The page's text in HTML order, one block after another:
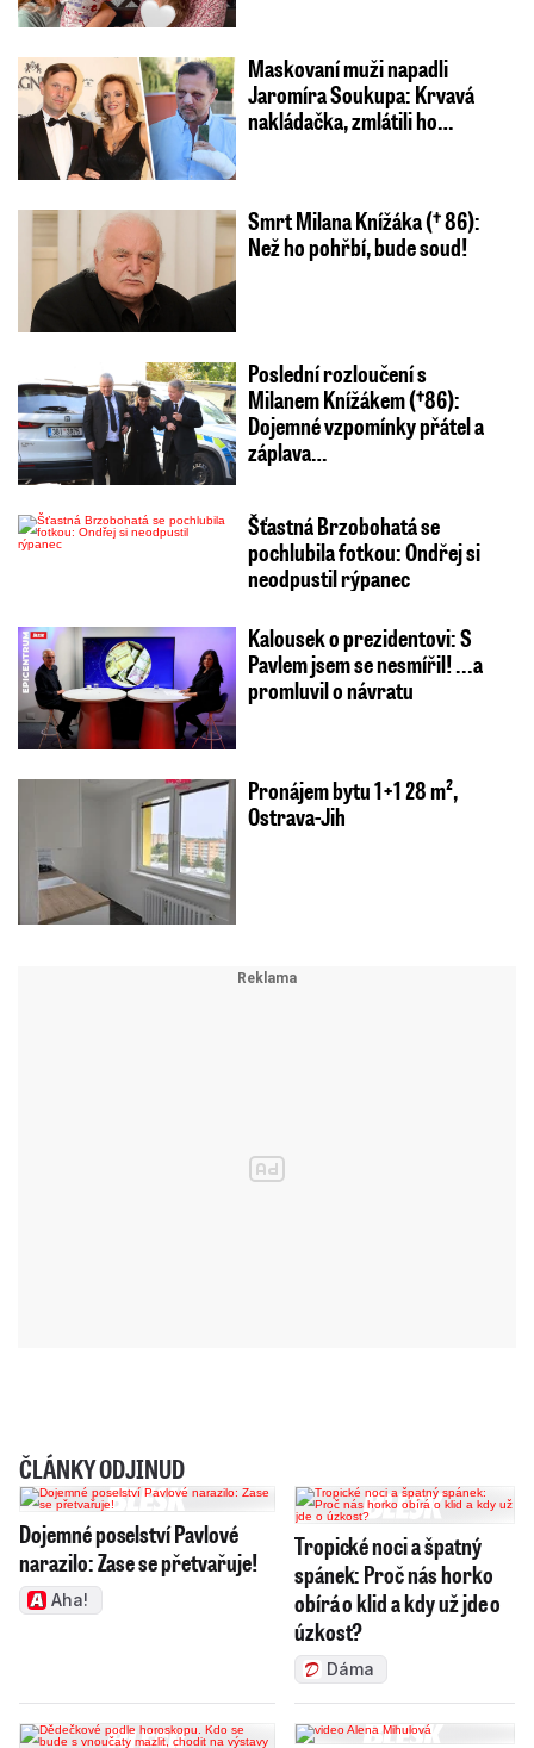
Maskovaní muži napadli
Jaromíra Soukupa: Krvavá
nakládačka, zmlátili ho…
Smrt Milana Knížáka († 86):
Než ho pohřbí, bude soud!
Poslední rozloučení s
Milanem Knížákem (†86):
Dojemné vzpomínky přátel a
záplava…
Šťastná Brzobohatá se
pochlubila fotkou: Ondřej si
neodpustil rýpanec
Kalousek o prezidentovi: S
Pavlem jsem se nesmířil! ...a
promluvil o návratu
Pronájem bytu 1+1 28 m²,
Ostrava-Jih
ČLÁNKY ODJINUD
Dojemné poselství Pavlové
narazilo: Zase se přetvařuje!
Aha!
Tropické noci a špatný
spánek: Proč nás horko
obírá o klid a kdy už jde o
úzkost?
Dáma